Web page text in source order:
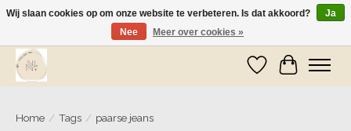
Wij zijn op vakantie! Vanaf zaterdag 9 mei worden er weer pakketjes verzonden
Verlanglijst
Home / Tags / paarse jeans
Wij slaan cookies op om onze website te verbeteren. Is dat akkoord?
Ja
Nee
Meer over cookies »